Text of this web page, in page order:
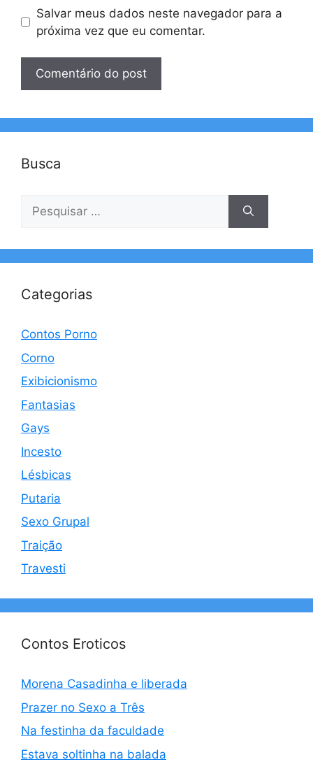
Salvar meus dados neste navegador para a
próxima vez que eu comentar.
Busca
Pesquisar
Categorias
Contos Porno
Corno
Exibicionismo
Fantasias
Gays
Incesto
Lésbicas
Putaria
Sexo Grupal
Traição
Travesti
Contos Eroticos
Morena Casadinha e liberada
Prazer no Sexo a Três
Na festinha da faculdade
Estava soltinha na balada